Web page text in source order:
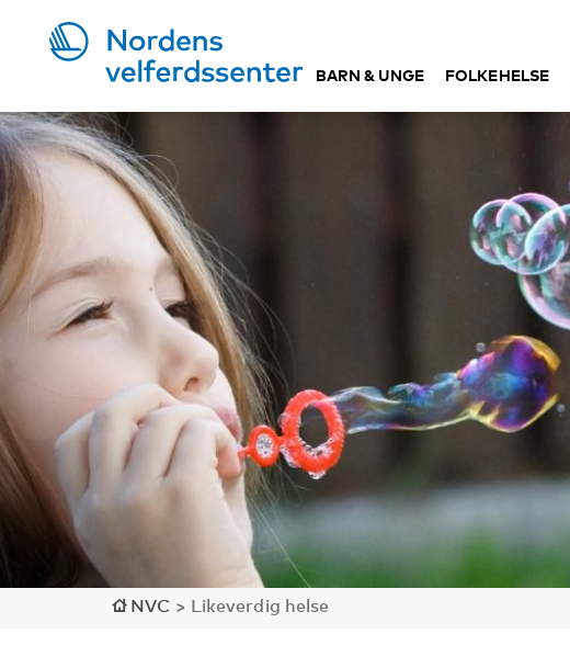
BARN & UNGE FOLKEHELSE
NVC > Likeverdig helse